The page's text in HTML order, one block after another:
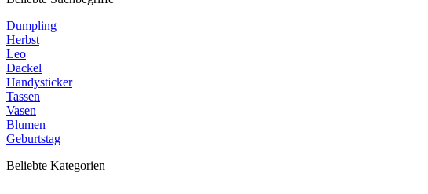
Dumpling
Herbst
Leo
Dackel
Handysticker
Tassen
Vasen
Blumen
Geburtstag
Beliebte Kategorien